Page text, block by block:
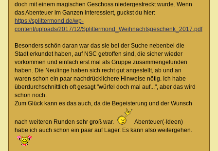
doch mit einem magischen Geschoss niedergestreckt wurde. Wenn
das Abenteuer im Ganzen interessiert, guckst du hier:
https://splittermond.de/wp-
content/uploads/2017/12/Splittermond_Weihnachtsgeschenk_2017.pdf
Besonders schön daran war das sie bei der Suche nebenbei die
Stadt erkundet haben, auf NSC getroffen sind, die sicher wieder
vorkommen und einfach erst mal als Gruppe zusammengefunden
haben. Die Neulinge haben sich recht gut angestellt, ab und an
waren schon ein paar nachdrücklichere Hinweise nötig. Ich habe
überdurchschnittlich oft gesagt "würfel doch mal auf...", aber das wird
schon noch.
Zum Glück kann es das auch, da die Begeisterung und der Wunsch
nach weiteren Runden sehr groß war.
Abenteuer(-Ideen)
habe ich auch schon ein paar auf Lager. Es kann also weitergehen.